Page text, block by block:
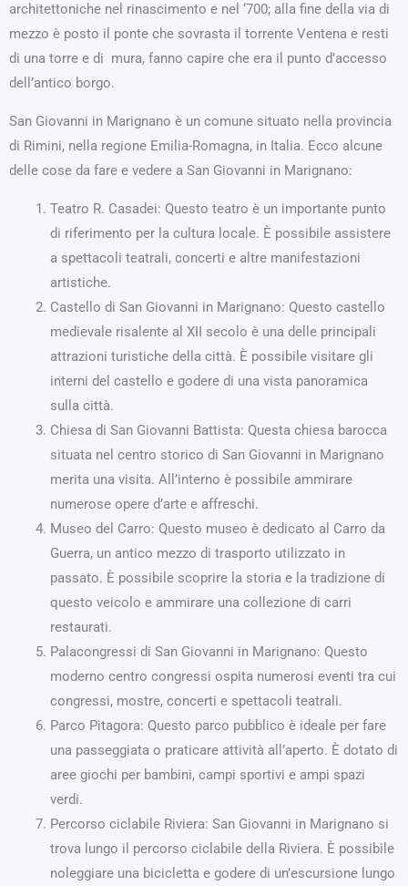
architettoniche nel rinascimento e nel ‘700; alla fine della via di
mezzo è posto il ponte che sovrasta il torrente Ventena e resti
di una torre e di mura, fanno capire che era il punto d’accesso
dell’antico borgo.
San Giovanni in Marignano è un comune situato nella provincia
di Rimini, nella regione Emilia-Romagna, in Italia. Ecco alcune
delle cose da fare e vedere a San Giovanni in Marignano:
Teatro R. Casadei: Questo teatro è un importante punto
di riferimento per la cultura locale. È possibile assistere
a spettacoli teatrali, concerti e altre manifestazioni
artistiche.
Castello di San Giovanni in Marignano: Questo castello
medievale risalente al XII secolo è una delle principali
attrazioni turistiche della città. È possibile visitare gli
interni del castello e godere di una vista panoramica
sulla città.
Chiesa di San Giovanni Battista: Questa chiesa barocca
situata nel centro storico di San Giovanni in Marignano
merita una visita. All’interno è possibile ammirare
numerose opere d’arte e affreschi.
Museo del Carro: Questo museo è dedicato al Carro da
Guerra, un antico mezzo di trasporto utilizzato in
passato. È possibile scoprire la storia e la tradizione di
questo veicolo e ammirare una collezione di carri
restaurati.
Palacongressi di San Giovanni in Marignano: Questo
moderno centro congressi ospita numerosi eventi tra cui
congressi, mostre, concerti e spettacoli teatrali.
Parco Pitagora: Questo parco pubblico è ideale per fare
una passeggiata o praticare attività all’aperto. È dotato di
aree giochi per bambini, campi sportivi e ampi spazi
verdi.
Percorso ciclabile Riviera: San Giovanni in Marignano si
trova lungo il percorso ciclabile della Riviera. È possibile
noleggiare una bicicletta e godere di un’escursione lungo